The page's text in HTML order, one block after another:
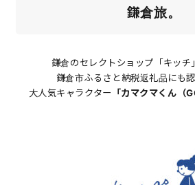
鎌倉旅。
鎌倉のセレクトショップ「キッチ
鎌倉市ふるさと納税返礼品にも
大人気キャラクター
「カマクマくん（